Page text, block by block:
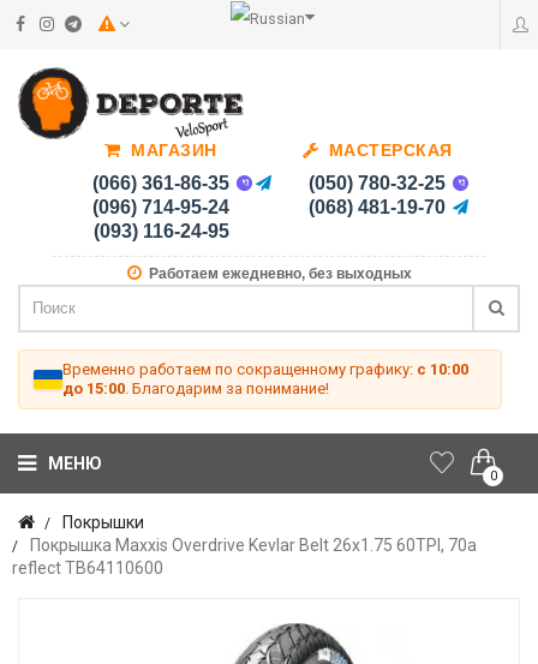
МАГАЗИН
(066) 361-86-35
(096) 714-95-24
(093) 116-24-95
МАСТЕРСКАЯ
(050) 780-32-25
(068) 481-19-70
Работаем ежедневно, без выходных
Временно работаем по сокращенному графику: с 10:00
до 15:00 . Благодарим за понимание!
0
МЕНЮ
Покрышки
Покрышка Maxxis Overdrive Kevlar Belt 26x1.75 60TPI, 70a
reflect TB64110600